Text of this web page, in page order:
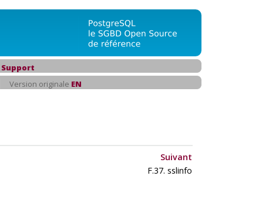
Support
Version originale EN
Suivant
F.37. sslinfo